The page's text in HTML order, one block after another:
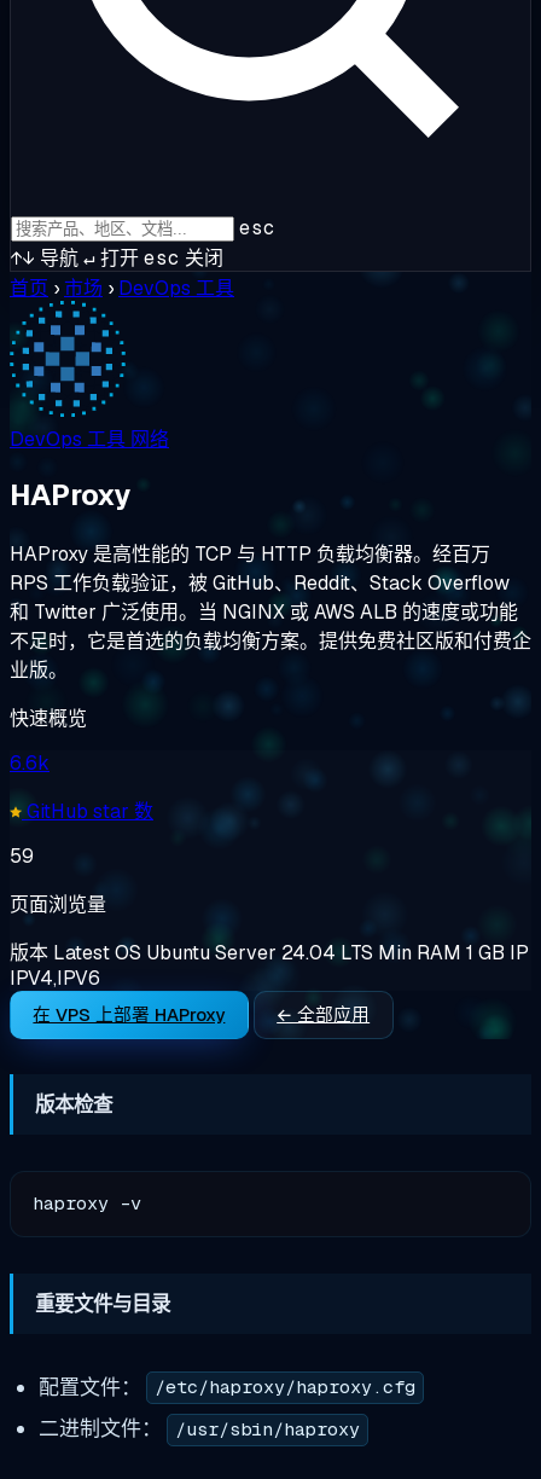
esc
↑↓ 导航↵打开esc 关闭
首页 ›市场 › DevOps 工具
DevOps 工具 网络
HAProxy
HAProxy 是高性能的 TCP 与 HTTP 负载均衡器。经百万
RPS 工作负载验证，被 GitHub、Reddit、Stack Overflow
和 Twitter 广泛使用。当 NGINX 或 AWS ALB 的速度或功能
不足时，它是首选的负载均衡方案。提供免费社区版和付费企
业版。
快速概览
6.6k
GitHub star 数
59
页面浏览量
版本 LatestOS Ubuntu Server 24.04 LTS Min RAM 1 GB IP
IPV4,IPV6
在 VPS 上部署 HAProxy ← 全部应用
版本检查
重要文件与目录
配置文件： /etc/haproxy/haproxy.cfg
二进制文件： /usr/sbin/haproxy